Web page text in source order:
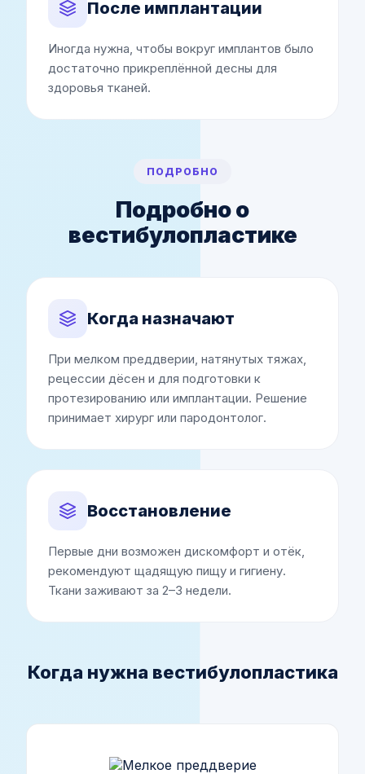
После имплантации
Иногда нужна, чтобы вокруг имплантов было
достаточно прикреплённой десны для
здоровья тканей.
ПОДРОБНО
Подробно о
вестибулопластике
Когда назначают
При мелком преддверии, натянутых тяжах,
рецессии дёсен и для подготовки к
протезированию или имплантации. Решение
принимает хирург или пародонтолог.
Восстановление
Первые дни возможен дискомфорт и отёк,
рекомендуют щадящую пищу и гигиену.
Ткани заживают за 2–3 недели.
Когда нужна вестибулопластика